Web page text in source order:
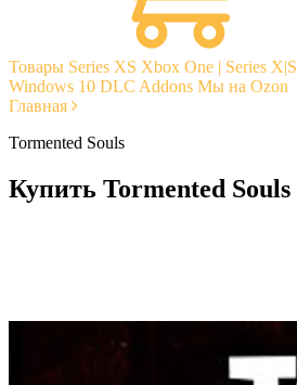
Товары Series XS Xbox One | Series X|S
Windows 10 DLC Addons Мы на Ozon
Главная
Tormented Souls
Купить Tormented Souls